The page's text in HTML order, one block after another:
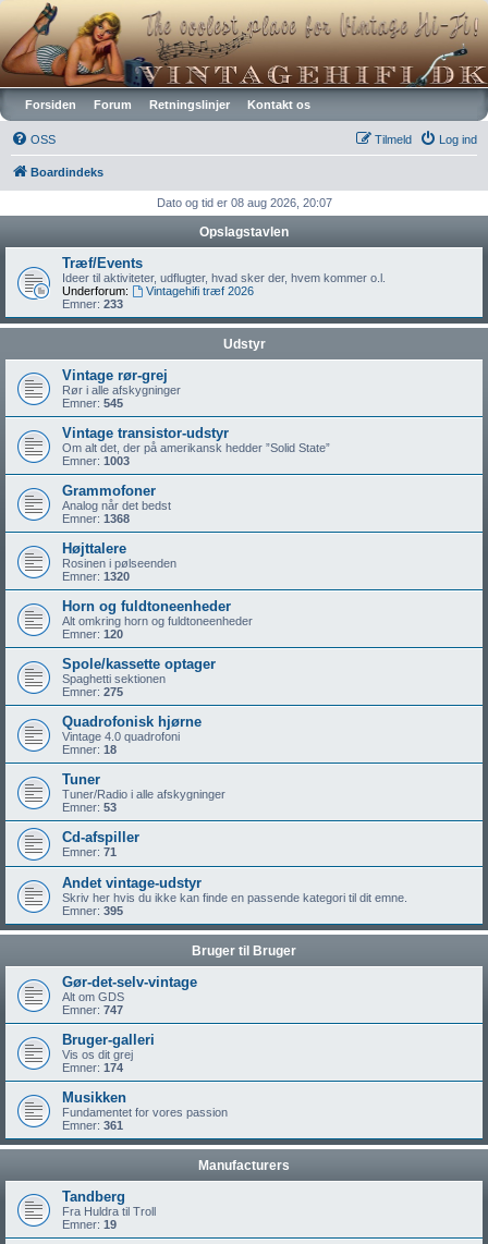
Vintagehifi.dk
Forsiden Forum Retningslinjer Kontakt os
OSS Log ind
Tilmeld
Boardindeks
Dato og tid er 08 aug 2026, 20:07
Opslagstavlen
Træf/Events
Ideer til aktiviteter, udflugter, hvad sker der, hvem kommer o.l.
Underforum:
Vintagehifi træf 2026
Emner: 233
Udstyr
Vintage rør-grej
Rør i alle afskygninger
Emner: 545
Vintage transistor-udstyr
Om alt det, der på amerikansk hedder ”Solid State”
Emner: 1003
Grammofoner
Analog når det bedst
Emner: 1368
Højttalere
Rosinen i pølseenden
Emner: 1320
Horn og fuldtoneenheder
Alt omkring horn og fuldtoneenheder
Emner: 120
Spole/kassette optager
Spaghetti sektionen
Emner: 275
Quadrofonisk hjørne
Vintage 4.0 quadrofoni
Emner: 18
Tuner
Tuner/Radio i alle afskygninger
Emner: 53
Cd-afspiller
Emner: 71
Andet vintage-udstyr
Skriv her hvis du ikke kan finde en passende kategori til dit emne.
Emner: 395
Bruger til Bruger
Gør-det-selv-vintage
Alt om GDS
Emner: 747
Bruger-galleri
Vis os dit grej
Emner: 174
Musikken
Fundamentet for vores passion
Emner: 361
Manufacturers
Tandberg
Fra Huldra til Troll
Emner: 19